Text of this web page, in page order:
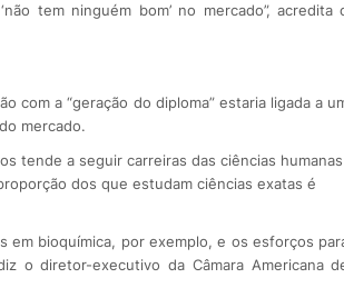
tem ninguém bom’ no mercado”, acredita
com a “geração do diploma” estaria ligada a
mercado.
tende a seguir carreiras das ciências humanas
dos que estudam ciências exatas é
em bioquímica, por exemplo, e os esforços
o diretor-executivo da Câmara Americana